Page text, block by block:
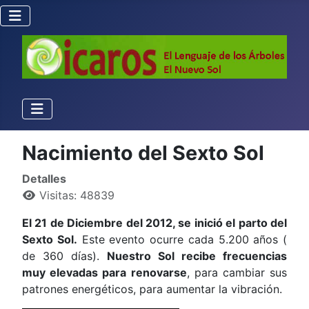
Nacimiento del Sexto Sol
Detalles
Visitas: 48839
El 21 de Diciembre del 2012, se inició el parto del
Sexto Sol. Este evento ocurre cada 5.200 años (
de 360 días). Nuestro Sol recibe frecuencias
muy elevadas para renovarse, para cambiar sus
patrones energéticos, para aumentar la vibración.